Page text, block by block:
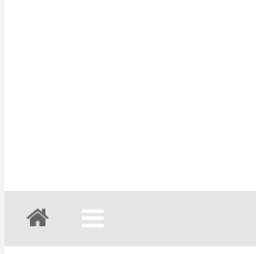
Gazeta
Regionalna